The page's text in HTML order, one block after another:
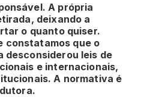
A própria
deixando a
o quanto quiser.
constatamos que o
desconsiderou leis de
e internacionais,
A normativa é